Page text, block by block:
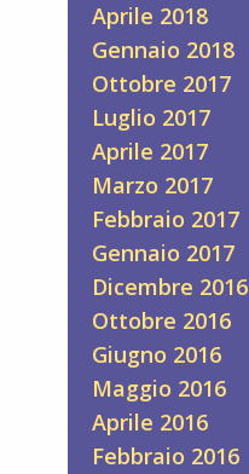
Aprile 2018
Gennaio 2018
Ottobre 2017
Luglio 2017
Aprile 2017
Marzo 2017
Febbraio 2017
Gennaio 2017
Dicembre 2016
Ottobre 2016
Giugno 2016
Maggio 2016
Aprile 2016
Febbraio 2016